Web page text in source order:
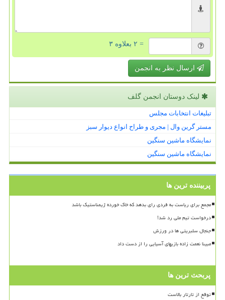
= ۲ بعلاوه ۳
ارسال نظر به انجمن
لینک دوستان انجمن گلف
تبلیغات انتخابات مجلس
مستر گرین وال | مجری و طراح انواع دیوار سبز
نمایشگاه ماشین سنگین
نمایشگاه ماشین سنگین
پربیننده ترین ها
مجمع برای ریاست به فردی رای بدهد که خاک خورده ژیمناستیک باشد
درخواست تیم ملی رد شد!
جنجال سلبریتی ها در ورزش
مبینا نعمت زاده بازیهای آسیایی را از دست داد
پربحث ترین ها
توقع از تارتار بالاست